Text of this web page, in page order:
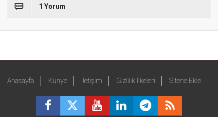
1 Yorum
Anasayfa Künye İletişim Gizlilik İlkeleri Sitene Ekle